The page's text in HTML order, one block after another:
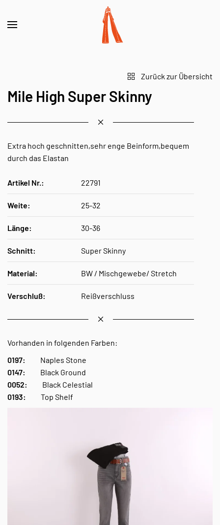
Zurück zur Übersicht
Mile High Super Skinny
Extra hoch geschnitten,sehr enge Beinform,bequem
durch das Elastan
Artikel Nr.: 22791
Weite: 25-32
Länge: 30-36
Schnitt: Super Skinny
Material: BW / Mischgewebe/ Stretch
Verschluß: Reißverschluss
Vorhanden in folgenden Farben:
0197:
Naples Stone
0147:
Black Ground
0052:
Black Celestial
0193:
Top Shelf